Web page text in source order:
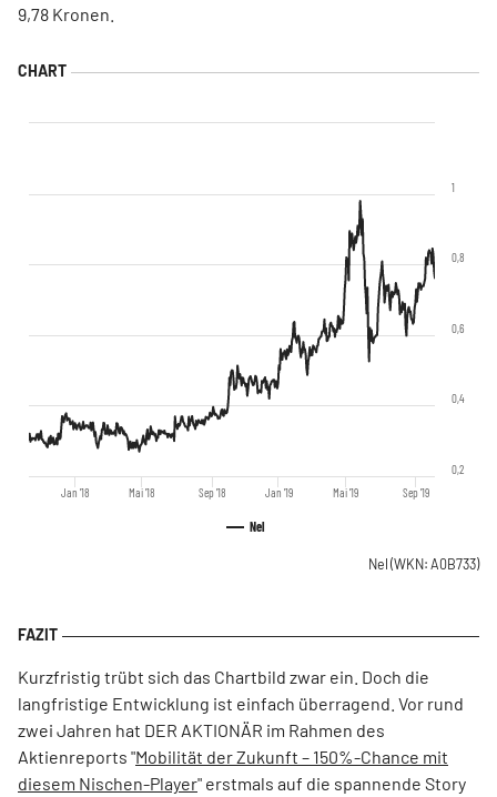
9,78 Kronen.
Nel
Jan '18 Mai '18 Sep '18 Jan '19 Mai '19 Sep '19
0,2
0,4
0,6
0,8
1
Nel (WKN: A0B733)
Kurzfristig trübt sich das Chartbild zwar ein. Doch die
langfristige Entwicklung ist einfach überragend. Vor rund
zwei Jahren hat DER AKTIONÄR im Rahmen des
Aktienreports "Mobilität der Zukunft – 150%-Chance mit
diesem Nischen-Player" erstmals auf die spannende Story